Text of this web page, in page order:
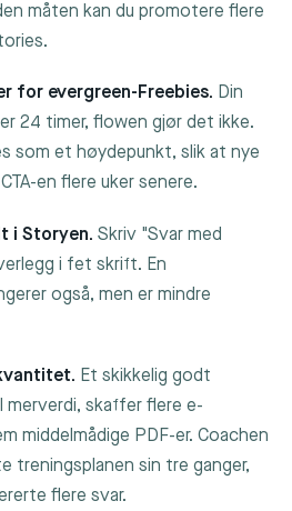
måten kan du promotere flere
for evergreen-Freebies. Din
24 timer, flowen gjør det ikke.
som et høydepunkt, slik at nye
en flere uker senere.
i Storyen. Skriv "Svar med
i fet skrift. En
også, men er mindre
Et skikkelig godt
merverdi, skaffer flere e-
middelmådige PDF-er. Coachen
treningsplanen sin tre ganger,
flere svar.